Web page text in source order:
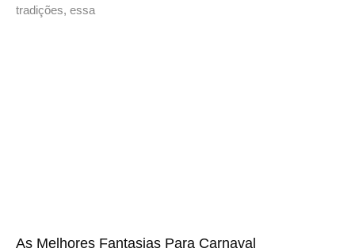
tradições, essa
As Melhores Fantasias Para Carnaval